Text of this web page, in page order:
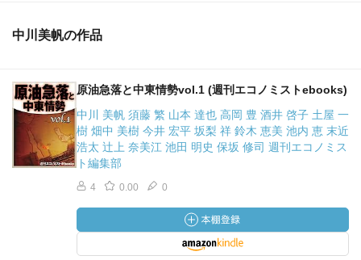
中川美帆の作品
原油急落と中東情勢vol.1 (週刊エコノミストebooks)
中川 美帆 須藤 繁 山本 達也 高岡 豊 酒井 啓子 土屋 一
樹 畑中 美樹 今井 宏平 坂梨 祥 鈴木 恵美 池内 恵 末近
浩太 辻上 奈美江 池田 明史 保坂 修司 週刊エコノミス
ト編集部
4 0.00 0